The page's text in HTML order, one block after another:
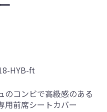
HYB-ft
のコンビで高級感のある
用前席シートカバー